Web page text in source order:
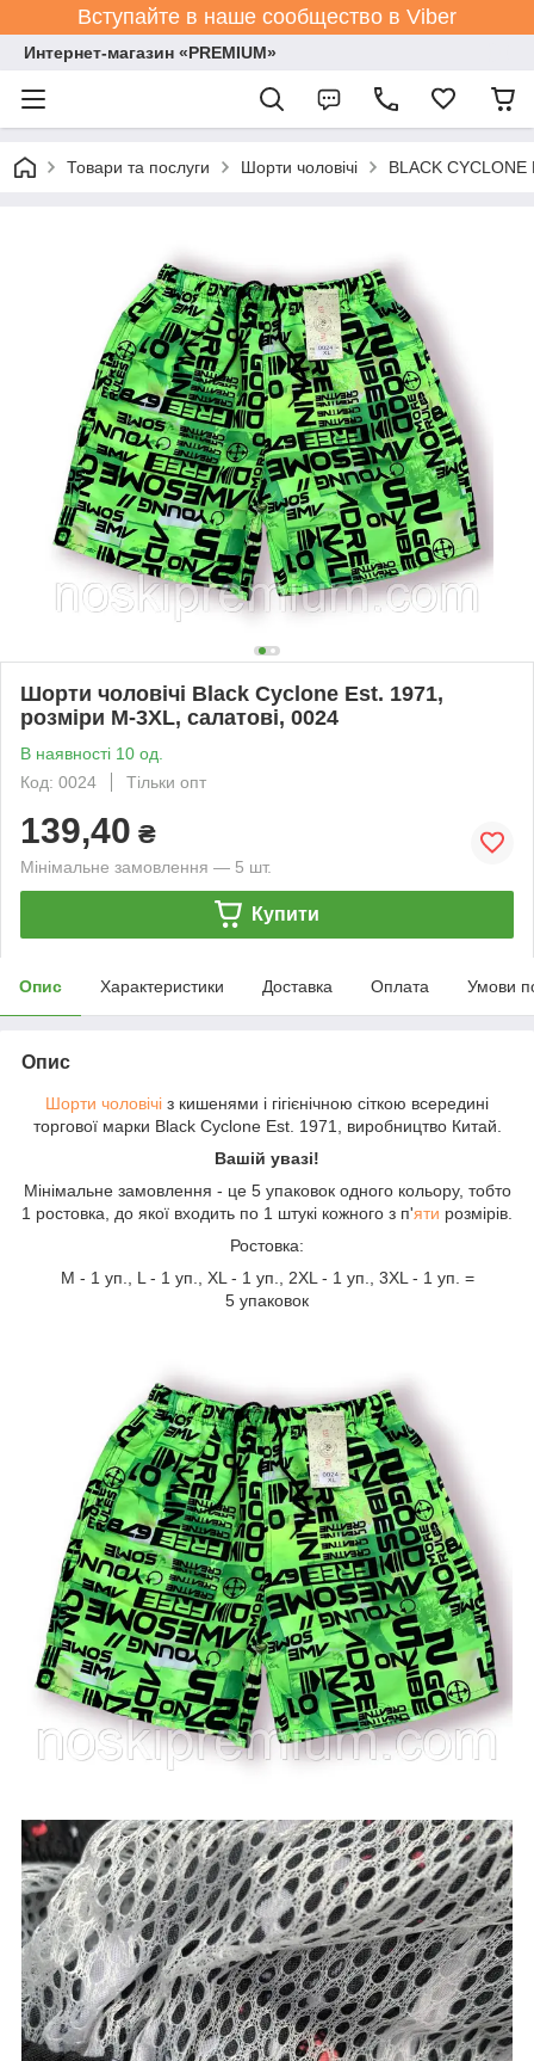
Вступайте в наше сообщество в Viber
Интернет-магазин «PREMIUM»
Товари та послуги Шорти чоловічі BLACK CYCLONE
Шорти чоловічі Black Cyclone Est. 1971,
розміри M-3XL, салатові, 0024
В наявності 10 од.
Код: 0024
Тільки опт
139,40 ₴
Мінімальне замовлення — 5 шт.
Купити
Опис Характеристики Доставка Оплата Умови
Опис
Шорти чоловічі з кишенями і гігієнічною сіткою всередині
торгової марки Black Cyclone Est. 1971, виробництво Китай.
Вашій увазі!
Мінімальне замовлення - це 5 упаковок одного кольору, тобто
1 ростовка, до якої входить по 1 штукі кожного з п'яти розмірів.
Ростовка:
М - 1 уп., L - 1 уп., XL - 1 уп., 2XL - 1 уп., 3XL - 1 уп. =
5 упаковок